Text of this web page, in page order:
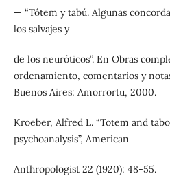
— “Tótem y tabú. Algunas
los salvajes y
de los neuróticos”. En Obras
ordenamiento, comentarios y
Buenos Aires: Amorrortu, 2000.
Kroeber, Alfred L. “Totem and
psychoanalysis”, American
Anthropologist 22 (1920): 48-55.